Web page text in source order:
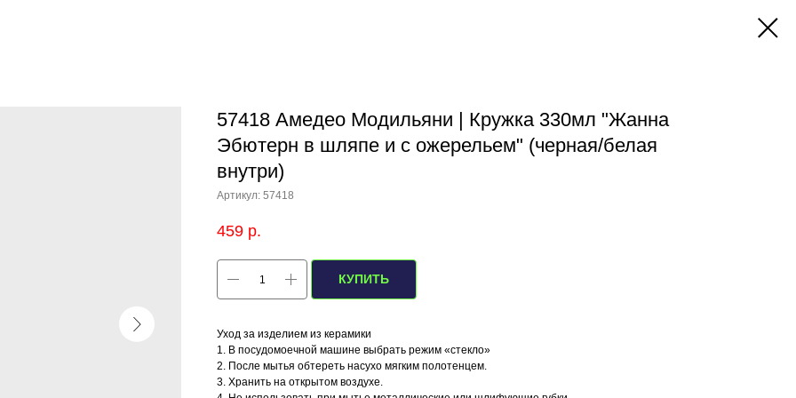
57418 Амедео Модильяни | Кружка 330мл "Жанна
Эбютерн в шляпе и с ожерельем" (черная/белая
внутри)
Артикул: 57418
459 р.
КУПИТЬ
Уход за изделием из керамики
1. В посудомоечной машине выбрать режим «стекло»
2. После мытья обтереть насухо мягким полотенцем.
3. Хранить на открытом воздухе.